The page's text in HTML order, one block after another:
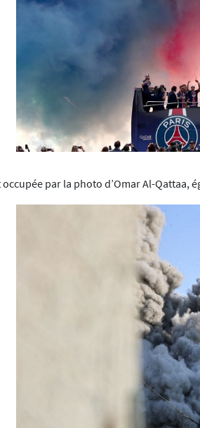
par la photo d’Omar Al-Qattaa,